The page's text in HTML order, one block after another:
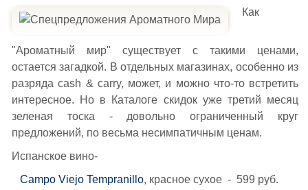
Как
"Ароматный мир" существует с такими ценами,
остается загадкой. В отдельных магазинах, особенно из
разряда cash & carry, может, и можно что-то встретить
интересное. Но в Каталоге скидок уже третий месяц
зеленая тоска - довольно ограниченный круг
предложений, по весьма несимпатичным ценам.
Испанское вино-
Campo Viejo Tempranillo, красное сухое - 599 руб.